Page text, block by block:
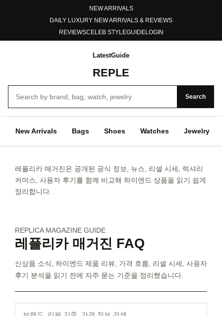
NEW ARRIVALS
DAILY LUXURY NEW ARRIVALS & REVIEWS
REVIEWSCELEB STYLEGUIDELOGIN
REPLE
Search
LatestGuide
New Arrivals Bags Shoes Watches Jewelry
레플리카 매거진은 공개된 공식 정보, 뉴스, 리셀 시세, 럭셔리
커머스, 사용자 후기를 함께 비교해 하이엔드 상품을 읽기 쉽게
정리합니다.
REPLICA MAGAZINE GUIDE
레플리카 매거진 FAQ
신상품 소식, 하이엔드 제품 리뷰, 가격 흐름, 리셀 시세, 사용자
후기 분석을 읽기 전에 자주 묻는 기준을 정리했습니다.